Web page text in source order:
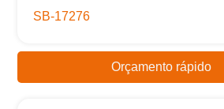
SB-17276
Orçamento rápido